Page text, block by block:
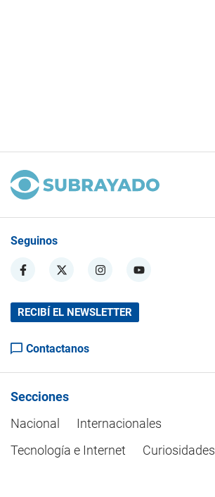
Seguinos
RECIBÍ EL NEWSLETTER
Contactanos
Secciones
Nacional
Internacionales
Tecnología e Internet
Curiosidades